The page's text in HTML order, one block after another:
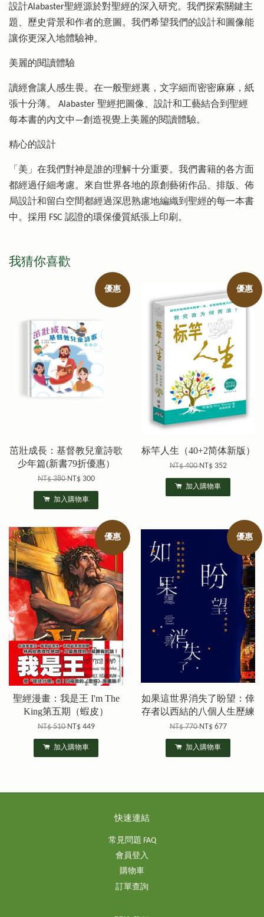
設計Alabaster聖經源於對聖經的深入研究。我們探索關鍵主
題、歷史背景和作者的意圖。我們希望我們的設計和圖像能
讓你更深入地體驗神。
美麗的閱讀體驗
讀經會讓人感生畏。在一般聖經裏，文字細而密密麻麻，紙
張十分薄。 Alabaster 聖經把圖像、設計和工藝結合到聖經
每本書的內文中—創造視覺上美麗的閱讀體驗。
精心的設計
「美」在我們對神是誰的理解十分重要。我們書籍的各方面
都經過仔細考慮。來自世界各地的原創藝術作品、排版、佈
局設計和留白空間都經過深思熟慮地編織到聖經的每一本書
中。採用 FSC 認證的環保優質紙張上印刷。
我猜你喜歡
優惠
茁壯成長：基督教兒童詩歌
少年篇(新書79折優惠）
NT$ 380NT$ 300
加入購物車
優惠
标竿人生（40+2简体新版）
NT$ 400NT$ 352
加入購物車
優惠
聖經漫畫：我是王 I'm The
King第五期（蝦皮）
NT$ 510NT$ 449
加入購物車
優惠
如果這世界消失了盼望：倖
存者以西結的八個人生歷練
NT$ 770NT$ 677
加入購物車
快速連結
常見問題 FAQ
會員登入
購物車
訂單查詢